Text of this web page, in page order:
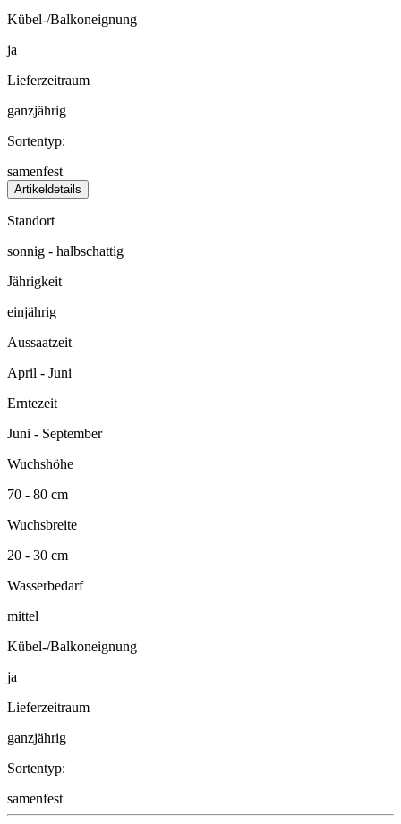
Kübel-/Balkoneignung
ja
Lieferzeitraum
ganzjährig
Sortentyp:
samenfest
Artikeldetails
Standort
sonnig - halbschattig
Jährigkeit
einjährig
Aussaatzeit
April - Juni
Erntezeit
Juni - September
Wuchshöhe
70 - 80 cm
Wuchsbreite
20 - 30 cm
Wasserbedarf
mittel
Kübel-/Balkoneignung
ja
Lieferzeitraum
ganzjährig
Sortentyp:
samenfest